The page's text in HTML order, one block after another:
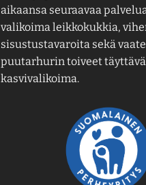
aikaansa seuraavaa
valikoima leikkokukkia,
sisustustavaroita sekä
puutarhurin toiveet täyttävä
kasvivalikoima.